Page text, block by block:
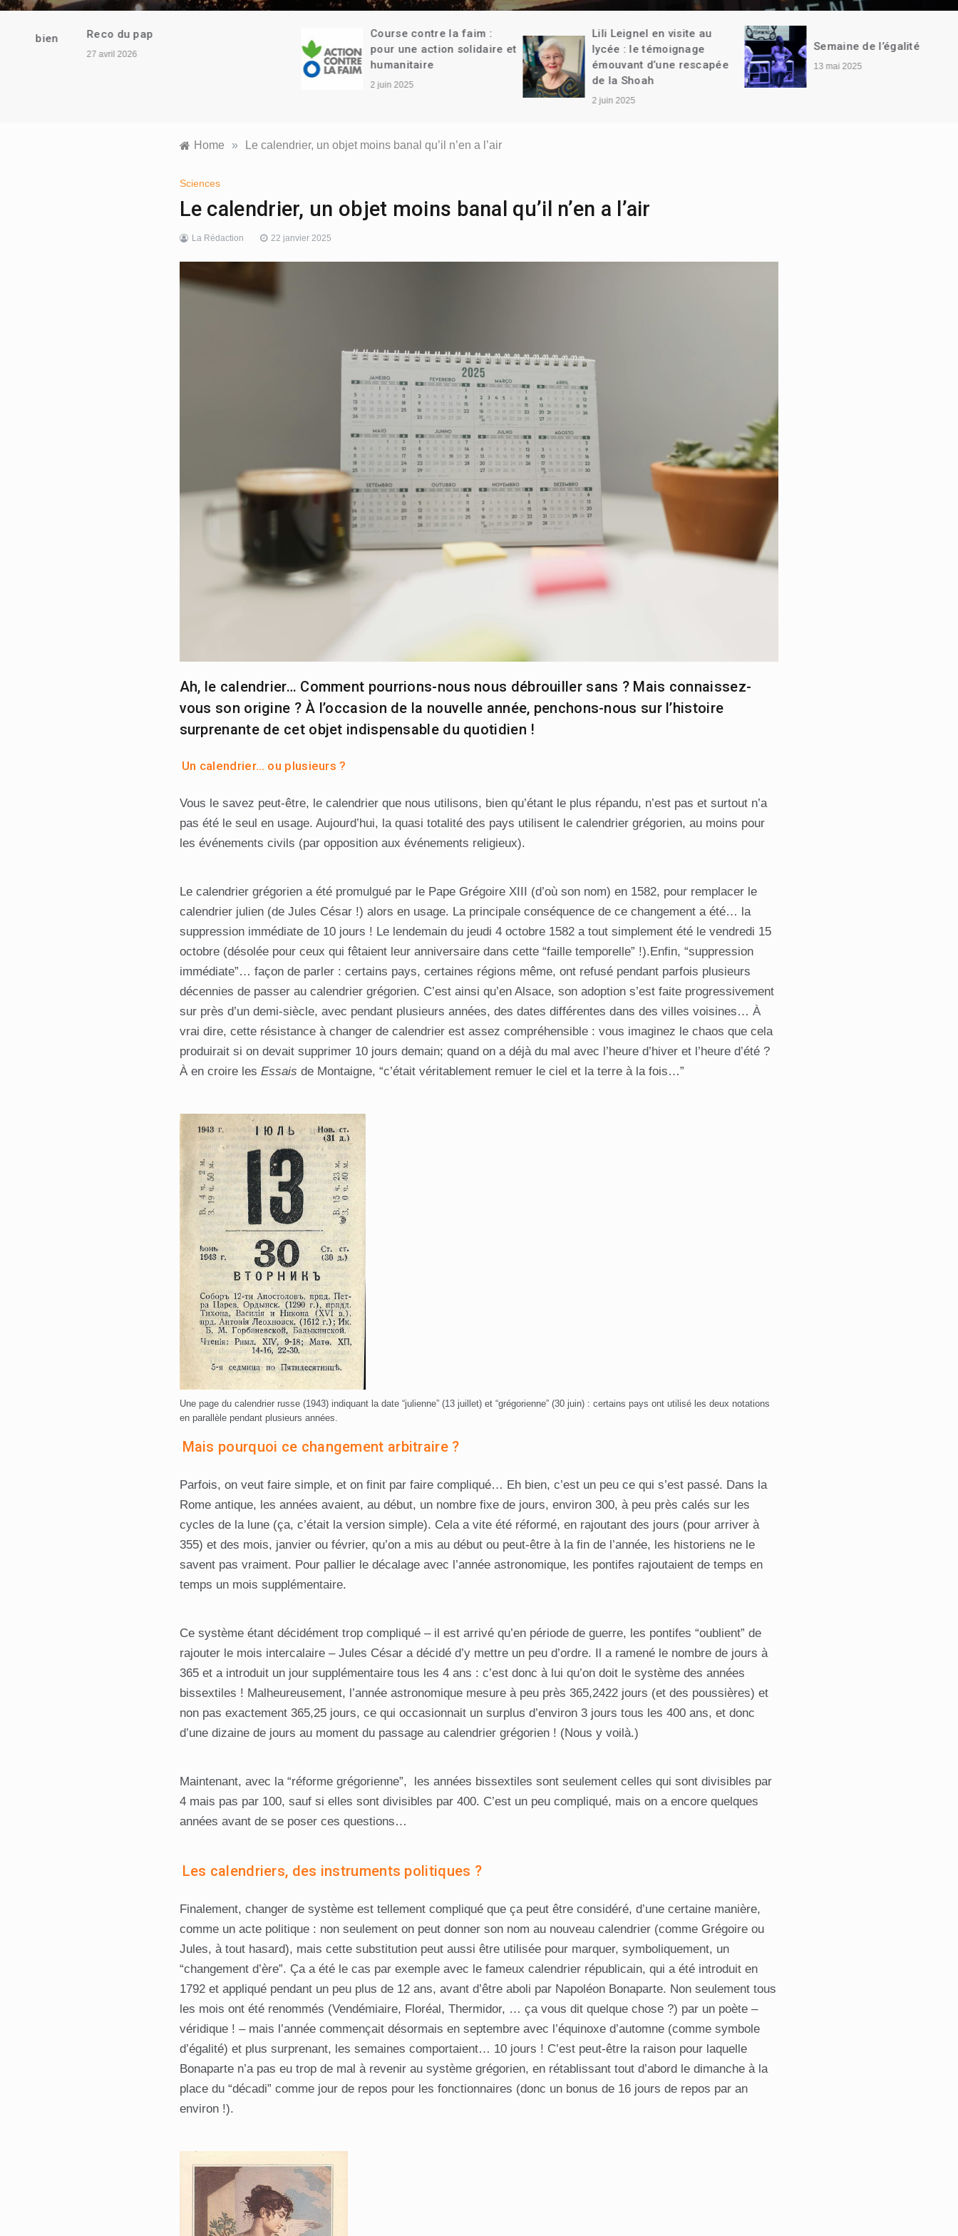
Reco du pap
27 avril 2026
Course contre la faim :
pour une action solidaire et
humanitaire
Lili Leignel en visite au
lycée : le témoignage
émouvant d’une rescapée
de la Shoah
2 juin 2025
Semaine de l’égalité
13 mai 2025
Home » Le calendrier, un objet moins banal qu’il n’en a l’air
Sciences
Le calendrier, un objet moins banal qu’il n’en a l’air
La Rédaction 22 janvier 2025
Ah, le calendrier… Comment pourrions-nous nous débrouiller sans ? Mais connaissez-
vous son origine ? À l’occasion de la nouvelle année, penchons-nous sur l’histoire
surprenante de cet objet indispensable du quotidien !
Un calendrier… ou plusieurs ?
Vous le savez peut-être, le calendrier que nous utilisons, bien qu’étant le plus répandu, n’est pas et surtout n’a
pas été le seul en usage. Aujourd’hui, la quasi totalité des pays utilisent le calendrier grégorien, au moins pour
les événements civils (par opposition aux événements religieux).
Le calendrier grégorien a été promulgué par le Pape Grégoire XIII (d’où son nom) en 1582, pour remplacer le
calendrier julien (de Jules César !) alors en usage. La principale conséquence de ce changement a été… la
suppression immédiate de 10 jours ! Le lendemain du jeudi 4 octobre 1582 a tout simplement été le vendredi 15
octobre (désolée pour ceux qui fêtaient leur anniversaire dans cette “faille temporelle” !).Enfin, “suppression
immédiate”… façon de parler : certains pays, certaines régions même, ont refusé pendant parfois plusieurs
décennies de passer au calendrier grégorien. C’est ainsi qu’en Alsace, son adoption s’est faite progressivement
sur près d’un demi-siècle, avec pendant plusieurs années, des dates différentes dans des villes voisines… À
vrai dire, cette résistance à changer de calendrier est assez compréhensible : vous imaginez le chaos que cela
produirait si on devait supprimer 10 jours demain; quand on a déjà du mal avec l’heure d’hiver et l’heure d’été ?
À en croire les Essais de Montaigne, “c’était véritablement remuer le ciel et la terre à la fois…”
Une page du calendrier russe (1943) indiquant la date “julienne” (13 juillet) et “grégorienne” (30 juin) : certains pays ont utilisé les deux notations
en parallèle pendant plusieurs années.
Mais pourquoi ce changement arbitraire ?
Parfois, on veut faire simple, et on finit par faire compliqué… Eh bien, c’est un peu ce qui s’est passé. Dans la
Rome antique, les années avaient, au début, un nombre fixe de jours, environ 300, à peu près calés sur les
cycles de la lune (ça, c’était la version simple). Cela a vite été réformé, en rajoutant des jours (pour arriver à
355) et des mois, janvier ou février, qu’on a mis au début ou peut-être à la fin de l’année, les historiens ne le
savent pas vraiment. Pour pallier le décalage avec l’année astronomique, les pontifes rajoutaient de temps en
temps un mois supplémentaire.
Ce système étant décidément trop compliqué – il est arrivé qu’en période de guerre, les pontifes “oublient” de
rajouter le mois intercalaire – Jules César a décidé d’y mettre un peu d’ordre. Il a ramené le nombre de jours à
365 et a introduit un jour supplémentaire tous les 4 ans : c’est donc à lui qu’on doit le système des années
bissextiles ! Malheureusement, l’année astronomique mesure à peu près 365,2422 jours (et des poussières) et
non pas exactement 365,25 jours, ce qui occasionnait un surplus d’environ 3 jours tous les 400 ans, et donc
d’une dizaine de jours au moment du passage au calendrier grégorien ! (Nous y voilà.)
Maintenant, avec la “réforme grégorienne”, les années bissextiles sont seulement celles qui sont divisibles par
4 mais pas par 100, sauf si elles sont divisibles par 400. C’est un peu compliqué, mais on a encore quelques
années avant de se poser ces questions…
Les calendriers, des instruments politiques ?
Finalement, changer de système est tellement compliqué que ça peut être considéré, d’une certaine manière,
comme un acte politique : non seulement on peut donner son nom au nouveau calendrier (comme Grégoire ou
Jules, à tout hasard), mais cette substitution peut aussi être utilisée pour marquer, symboliquement, un
“changement d’ère”. Ça a été le cas par exemple avec le fameux calendrier républicain, qui a été introduit en
1792 et appliqué pendant un peu plus de 12 ans, avant d’être aboli par Napoléon Bonaparte. Non seulement tous
les mois ont été renommés (Vendémiaire, Floréal, Thermidor, … ça vous dit quelque chose ?) par un poète –
véridique ! – mais l’année commençait désormais en septembre avec l’équinoxe d’automne (comme symbole
d’égalité) et plus surprenant, les semaines comportaient… 10 jours ! C’est peut-être la raison pour laquelle
Bonaparte n’a pas eu trop de mal à revenir au système grégorien, en rétablissant tout d’abord le dimanche à la
place du “décadi” comme jour de repos pour les fonctionnaires (donc un bonus de 16 jours de repos par an
environ !).